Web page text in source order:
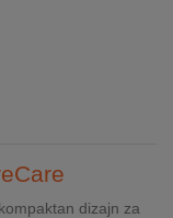
dizajn za